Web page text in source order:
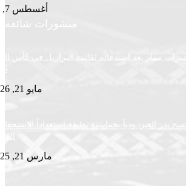
أغسطس 7, 2026
منشورات شائعة
بعد استدعائه لقائمة البرازيل في كأس العالم
ودياً بخماسية نظيفة استعداداً للاستحقاقات